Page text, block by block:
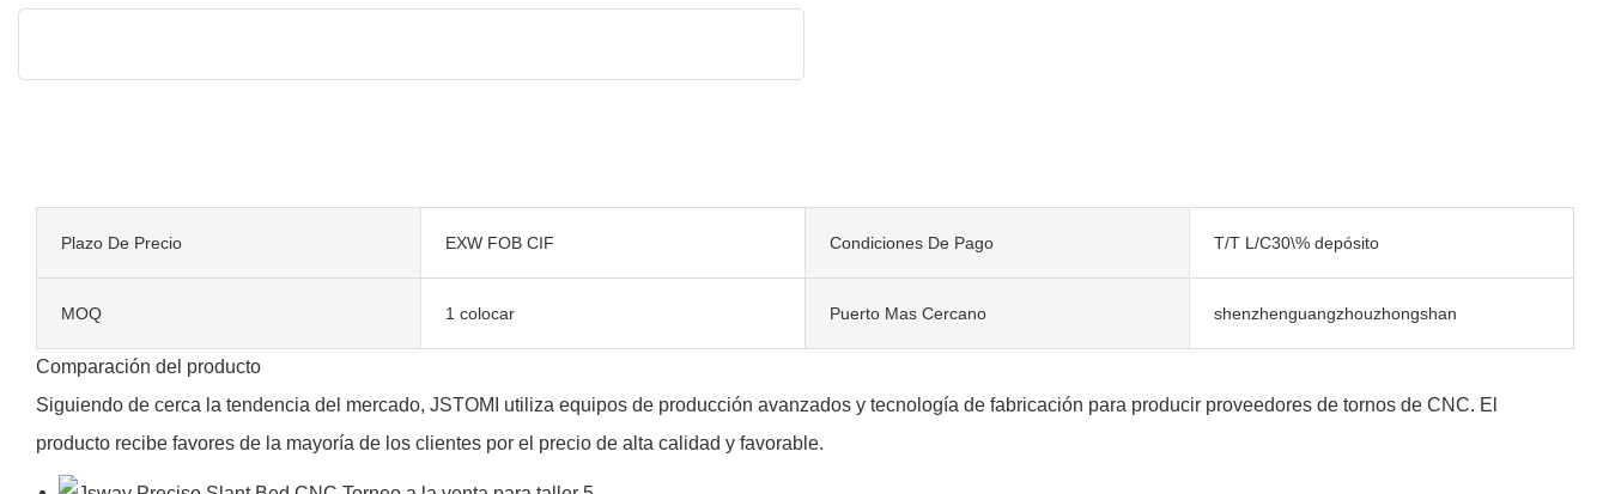
Plazo De Precio EXW FOB CIF Condiciones De Pago T/T L/C30\% depósito
MOQ 1 colocar Puerto Mas Cercano shenzhenguangzhouzhongshan
Comparación del producto
Siguiendo de cerca la tendencia del mercado, JSTOMI utiliza equipos de producción avanzados y tecnología de fabricación para producir proveedores de tornos de CNC. El
producto recibe favores de la mayoría de los clientes por el precio de alta calidad y favorable.